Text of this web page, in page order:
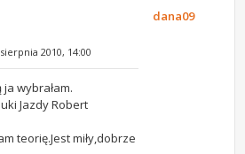
2010, 14:00
ja wybrałam.
Jazdy Robert
teorię.Jest miły,dobrze
dana09